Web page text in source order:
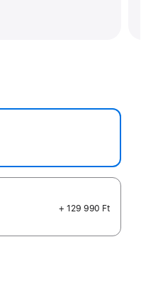
+ 129 990 Ft